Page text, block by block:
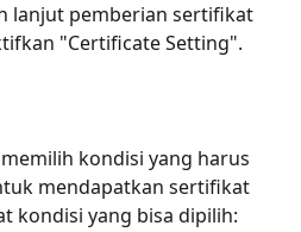
lanjut pemberian sertifikat
"Certificate Setting".
kondisi yang harus
mendapatkan sertifikat
kondisi yang bisa dipilih: